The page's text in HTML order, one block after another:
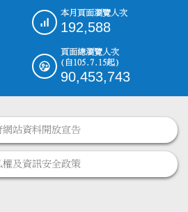
本月頁面瀏覽人次
192,588
頁面總瀏覽人次
(自105.7.15起)
90,453,743
網站資料開放宣告
權及資訊安全政策